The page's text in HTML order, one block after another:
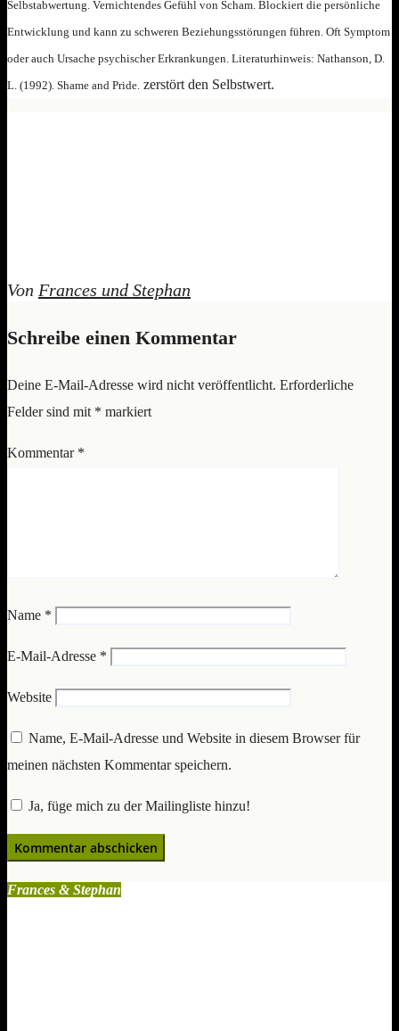
Selbstabwertung. Vernichtendes Gefühl von Scham. Blockiert die persönliche
Entwicklung und kann zu schweren Beziehungsstörungen führen. Oft Symptom
oder auch Ursache psychischer Erkrankungen. Literaturhinweis: Nathanson, D.
L. (1992). Shame and Pride. zerstört den Selbstwert.
Von Frances und Stephan
Schreibe einen Kommentar
Deine E-Mail-Adresse wird nicht veröffentlicht. Erforderliche
Felder sind mit * markiert
Kommentar *
Name *
E-Mail-Adresse *
Website
Name, E-Mail-Adresse und Website in diesem Browser für
meinen nächsten Kommentar speichern.
Ja, füge mich zu der Mailingliste hinzu!
Frances & Stephan